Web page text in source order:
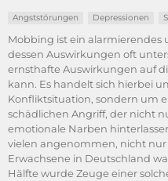
Angststörungen Depressionen
Mobbing ist ein alarmierendes
dessen Auswirkungen oft
ernsthafte Auswirkungen auf
kann. Es handelt sich hierbei
Konfliktsituation, sondern um
schädlichen Angriff, der nicht
emotionale Narben
vielen angenommen, nicht
Erwachsene in Deutschland
Hälfte wurde Zeuge einer